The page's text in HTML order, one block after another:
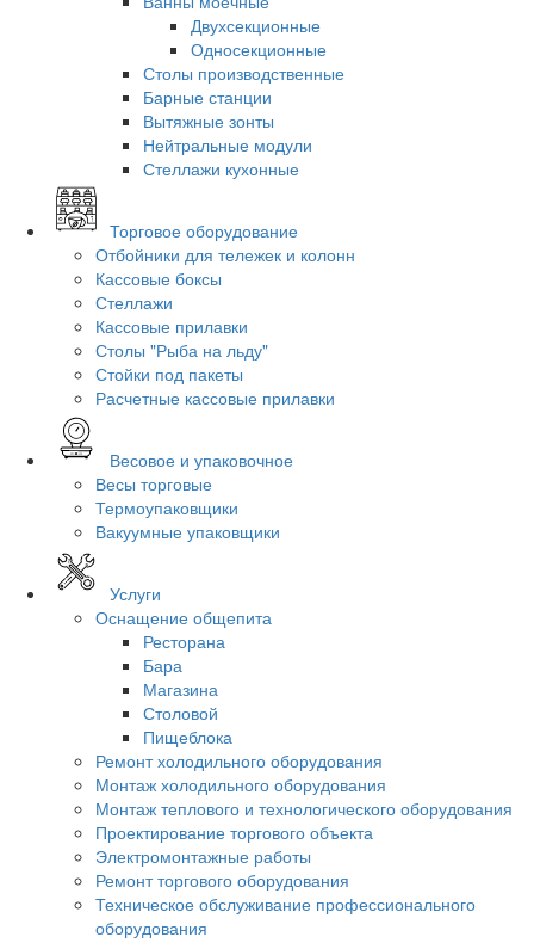
Двухсекционные
Односекционные
Столы производственные
Барные станции
Вытяжные зонты
Нейтральные модули
Стеллажи кухонные
Торговое оборудование
Отбойники для тележек и колонн
Кассовые боксы
Стеллажи
Кассовые прилавки
Столы "Рыба на льду"
Стойки под пакеты
Расчетные кассовые прилавки
Весовое и упаковочное
Весы торговые
Термоупаковщики
Вакуумные упаковщики
Услуги
Оснащение общепита
Ресторана
Бара
Магазина
Столовой
Пищеблока
Ремонт холодильного оборудования
Монтаж холодильного оборудования
Монтаж теплового и технологического оборудования
Проектирование торгового объекта
Электромонтажные работы
Ремонт торгового оборудования
Техническое обслуживание профессионального
оборудования